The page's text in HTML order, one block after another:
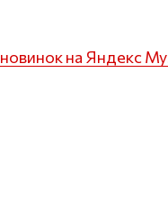
на Яндекс